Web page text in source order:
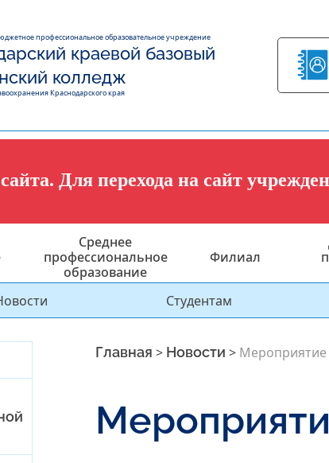
профессиональное образовательное учреждение
краевой базовый
колледж
Краснодарского края
Для перехода на сайт
Среднее
профессиональное
образование
Филиал
Студентам
Главная > Новости >